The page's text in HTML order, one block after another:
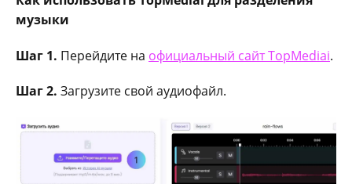
музыки
Шаг 1. Перейдите на официальный сайт TopMediai.
Шаг 2. Загрузите свой аудиофайл.